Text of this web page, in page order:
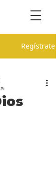
Regístrate